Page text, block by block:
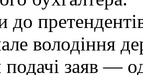
до
володіння
подачі заяв —